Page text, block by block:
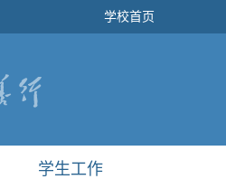
学校首页
学生工作